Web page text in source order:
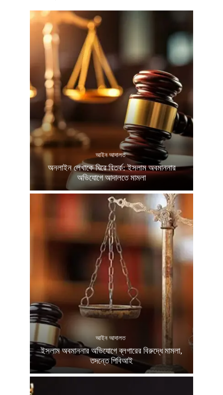
আইন আদালত
অনলাইন লেখাকে ঘিরে বিতর্ক: ইসলাম অবমাননার
অভিযোগে আদালতে মামলা
আইন আদালত
ইসলাম অবমাননার অভিযোগে ব্লগারের বিরুদ্ধে মামলা,
তদন্তে পিবিআই